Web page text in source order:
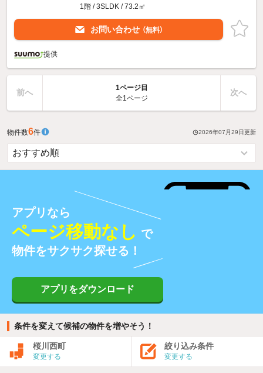
1階 / 3SLDK / 73.2㎡
お問い合わせ （無料）
提供
前へ
1ページ目
全1ページ
次へ
物件数6件 2026年07月29日更新
アプリなら
ページ移動なし で
物件をサクサク探せる！
アプリをダウンロード
条件を変えて候補の物件を増やそう！
桜川西町
変更する
絞り込み条件
変更する